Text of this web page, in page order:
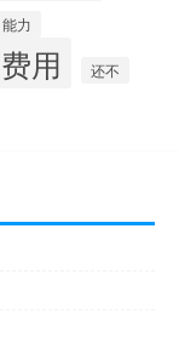
能力
费用 还不